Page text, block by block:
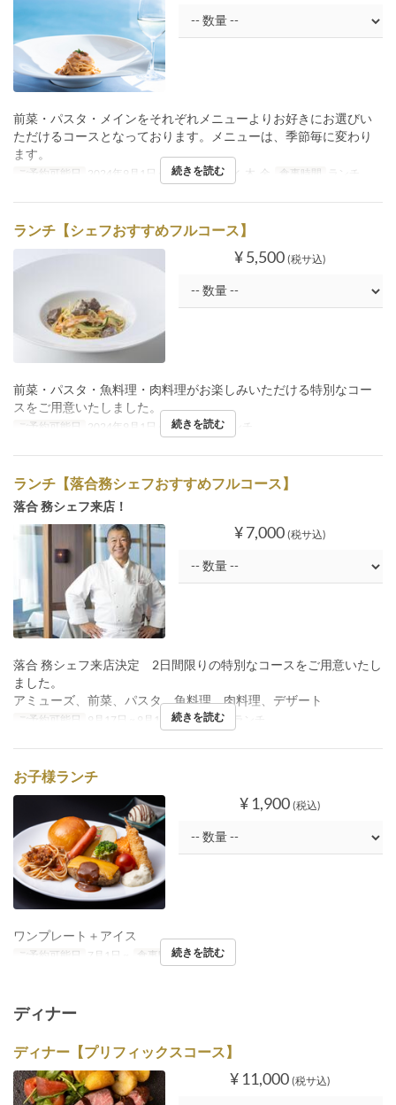
前菜・パスタ・メインをそれぞれメニューよりお好きにお選びい
ただけるコースとなっております。メニューは、季節毎に変わり
ます。
ご予約可能日 2024年9月1日 ~ 曜日 月, 火, 水, 木, 金 食事時間 ランチ
続きを読む
ランチ【シェフおすすめフルコース】
¥ 5,500 (税サ込)
前菜・パスタ・魚料理・肉料理がお楽しみいただける特別なコー
スをご用意いたしました。
ご予約可能日 2024年9月1日 ~ 食事時間 ランチ
続きを読む
ランチ【落合務シェフおすすめフルコース】
落合 務シェフ来店！
¥ 7,000 (税サ込)
落合 務シェフ来店決定 2日間限りの特別なコースをご用意いたし
ました。
アミューズ、前菜、パスタ、魚料理、肉料理、デザート
ご予約可能日 9月17日 ~ 9月18日 食事時間 ランチ
続きを読む
お子様ランチ
¥ 1,900 (税込)
ワンプレート＋アイス
ご予約可能日 7月1日 ~ 食事時間 ランチ
続きを読む
ディナー
ディナー【プリフィックスコース】
¥ 11,000 (税サ込)